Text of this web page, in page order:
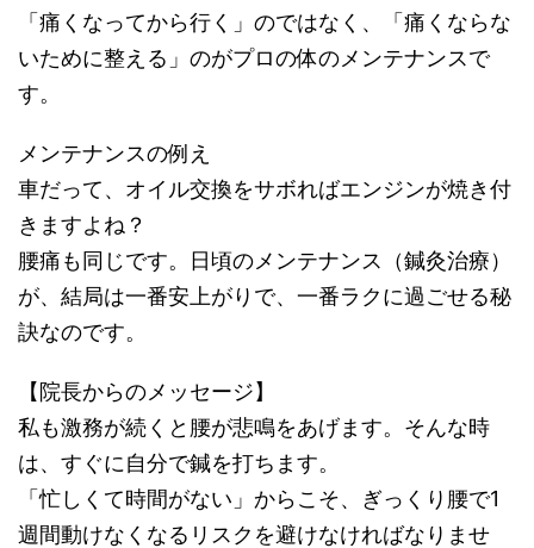
「痛くなってから行く」のではなく、「痛くならな
いために整える」のがプロの体のメンテナンスで
す。
メンテナンスの例え
車だって、オイル交換をサボればエンジンが焼き付
きますよね？
腰痛も同じです。日頃のメンテナンス（鍼灸治療）
が、結局は一番安上がりで、一番ラクに過ごせる秘
訣なのです。
【院長からのメッセージ】
私も激務が続くと腰が悲鳴をあげます。そんな時
は、すぐに自分で鍼を打ちます。
「忙しくて時間がない」からこそ、ぎっくり腰で1
週間動けなくなるリスクを避けなければなりませ